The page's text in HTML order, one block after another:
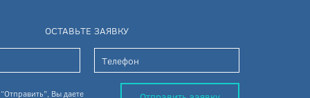
ОСТАВЬТЕ ЗАЯВКУ
Вы даете